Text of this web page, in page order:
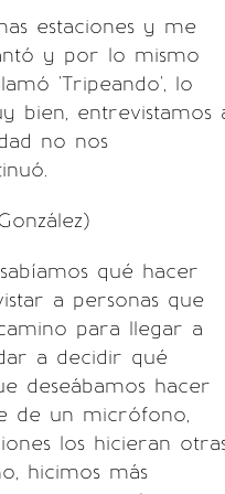
estaciones y me
y por lo mismo
'Tripeando', lo
bien, entrevistamos
no nos
qué hacer
a personas que
para llegar a
a decidir qué
deseábamos hacer
de un micrófono,
los hicieran
hicimos más